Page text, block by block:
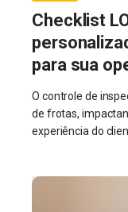
Checklist
para sua
O controle de
de frotas,
experiência do